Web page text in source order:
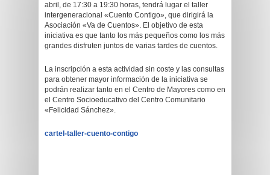
abril, de 17:30 a 19:30 horas, tendrá lugar el taller
intergeneracional «Cuento Contigo», que dirigirá la
Asociación «Va de Cuentos». El objetivo de esta
iniciativa es que tanto los más pequeños como los más
grandes disfruten juntos de varias tardes de cuentos.
La inscripción a esta actividad sin coste y las consultas
para obtener mayor información de la iniciativa se
podrán realizar tanto en el Centro de Mayores como en
el Centro Socioeducativo del Centro Comunitario
«Felicidad Sánchez».
cartel-taller-cuento-contigo